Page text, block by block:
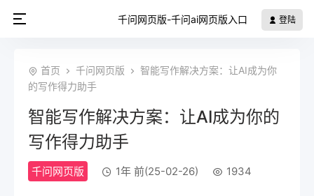
千问网页版-千问ai网页版入口 登陆
首页 千问网页版
智能写作解决方案：让AI成为你
的写作得力助手
智能写作解决方案：让AI成为你的
写作得力助手
千问网页版 1年 前(25-02-26) 1934